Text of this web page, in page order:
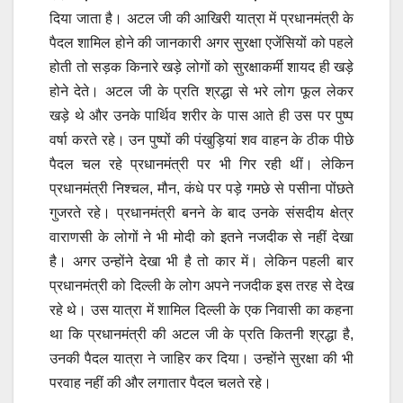
दिया जाता है। अटल जी की आखिरी यात्रा में प्रधानमंत्री के
पैदल शामिल होने की जानकारी अगर सुरक्षा एजेंसियों को पहले
होती तो सड़क किनारे खड़े लोगों को सुरक्षाकर्मी शायद ही खड़े
होने देते। अटल जी के प्रति श्रद्धा से भरे लोग फूल लेकर
खड़े थे और उनके पार्थिव शरीर के पास आते ही उस पर पुष्प
वर्षा करते रहे। उन पुष्पों की पंखुड़ियां शव वाहन के ठीक पीछे
पैदल चल रहे प्रधानमंत्री पर भी गिर रही थीं। लेकिन
प्रधानमंत्री निश्चल, मौन, कंधे पर पड़े गमछे से पसीना पोंछते
गुजरते रहे। प्रधानमंत्री बनने के बाद उनके संसदीय क्षेत्र
वाराणसी के लोगों ने भी मोदी को इतने नजदीक से नहीं देखा
है। अगर उन्होंने देखा भी है तो कार में। लेकिन पहली बार
प्रधानमंत्री को दिल्ली के लोग अपने नजदीक इस तरह से देख
रहे थे। उस यात्रा में शामिल दिल्ली के एक निवासी का कहना
था कि प्रधानमंत्री की अटल जी के प्रति कितनी श्रद्धा है,
उनकी पैदल यात्रा ने जाहिर कर दिया। उन्होंने सुरक्षा की भी
परवाह नहीं की और लगातार पैदल चलते रहे।